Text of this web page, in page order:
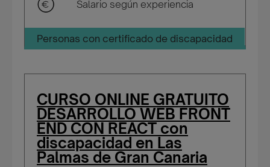
Salario según experiencia
Personas con certificado de discapacidad
CURSO ONLINE GRATUITO
DESARROLLO WEB FRONT
END CON REACT con
discapacidad en Las
Palmas de Gran Canaria